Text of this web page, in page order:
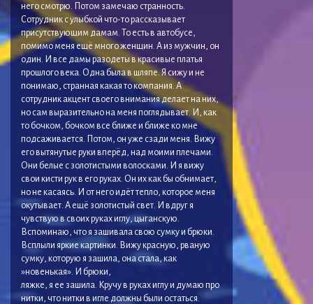
него смотрю. Потом замечаю странность.
Сотрудник с улыбкой что-то рассказывает
присутствующим дамам. То есть в автобусе,
помимо меня ещё много женщин. А из мужчин, он
один. И все дамы разодеты в красивые платья
прошлого века. Одна была в шляпе. Я сижу и не
понимаю, странная какая то компания. А
сотрудник акцент своего внимания делает на них,
но сам выразительно на меня поглядывает. И, как
то бочком, бочком все ближе и ближе ко мне
подсаживается. Потом, он уже сзади меня. Вижу
его вытянутые руки вперёд, над моими плечами.
Они белые с золотистыми волосками. И я вижу
свои кисти рук в его руках. Он их как бы обнимает,
но не касаясь. И от него идёт тепло, которое меня
окутывает. А ещё золотистый свет. И вдруг я
чувствую в своих руках иглу, цыганскую.
Вспоминаю, что я зашивала свою сумку и брюки.
Всплыли яркие картинки. Вижу красную, рваную
сумку, которую я зашила, она стала, как
»новенькая». И брюки,
ляжке, я ее зашила. Кручу в руках иглу и думаю про
нитки, что нитки в игле должны были остаться.